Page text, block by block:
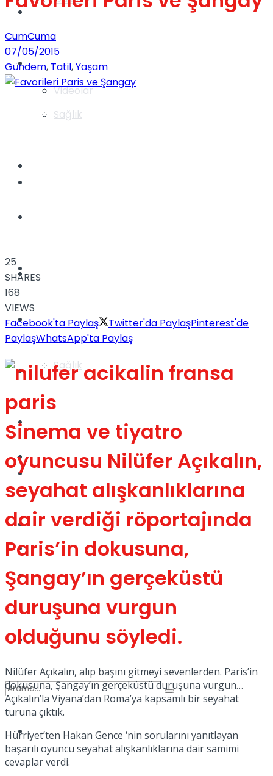
Videolar
Yaşam
Sağlık
TV
Kadınca
Dünya
Türkiye
Gündem
Yaşam
Sağlık
Türkiye
Müzik
Spor
Podcast
No Result
CumCuma
07/05/2015
Gündem, Tatil,Yaşam
25
SHARES
168
VIEWS
Facebook'ta Paylaş
Twitter'da PaylaşPinterest'de
PaylaşWhatsApp'ta Paylaş
Sinema ve tiyatro
oyuncusu Nilüfer Açıkalın,
seyahat alışkanlıklarına
dair verdiği röportajında
Paris’in dokusuna,
Şangay’ın gerçeküstü
duruşuna vurgun
olduğunu söyledi.
Nilüfer Açıkalın, alıp başını gitmeyi sevenlerden. Paris’in
dokusuna, Şangay’ın gerçeküstü duruşuna vurgun…
Açıkalın’la Viyana’dan Roma’ya kapsamlı bir seyahat
turuna çıktık.
Hürriyet’ten Hakan Gence ‘nin sorularını yanıtlayan
başarılı oyuncu seyahat alışkanlıklarına dair samimi
cevaplar verdi.